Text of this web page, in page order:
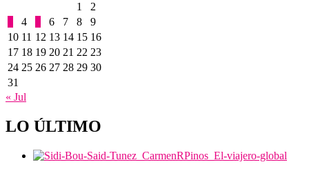
1
2
4 6 7 8
9
10 11 12 13 14 15 16
17 18 19 20 21 22 23
24 25 26 27 28 29 30
31
« Jul
LO ÚLTIMO